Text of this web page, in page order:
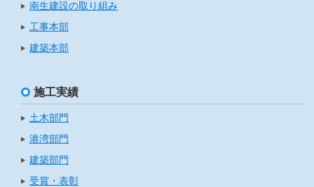
南生建設の取り組み
工事本部
建築本部
施工実績
土木部門
港湾部門
建築部門
受賞・表彰